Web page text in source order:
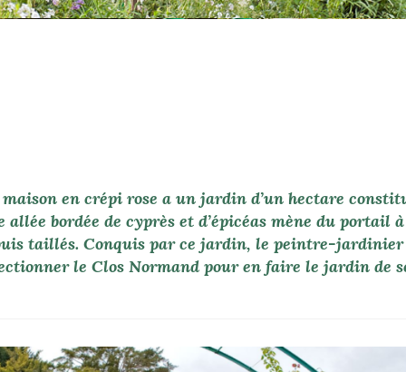
en crépi rose a un jardin d’un hectare
allée bordée de cyprès et d’épicéas mène du portail
taillés. Conquis par ce jardin, le peintre-jardinier
le Clos Normand pour en faire le jardin de